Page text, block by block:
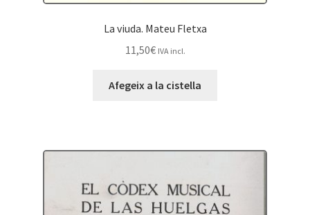
La viuda. Mateu Fletxa
11,50€ IVA incl.
Afegeix a la cistella